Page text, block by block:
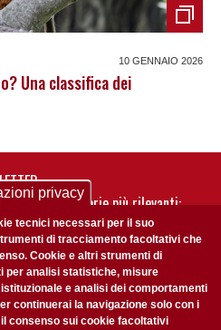
10 GENNAIO 2026
Una classifica dei
te nostre storie più rilevanti:
della nostra newsletter
privacy
tecnici necessari per il suo
di tracciamento facoltativi che
Cookie e altri strumenti di
per analisi statistiche, misure
e analisi dei comportamenti
continuerai la navigazione solo con i
consenso sui cookie facoltativi